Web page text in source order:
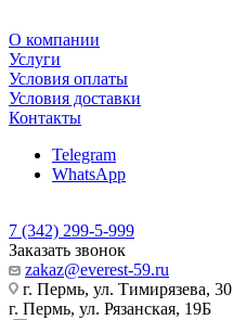
О компании
Услуги
Условия оплаты
Условия доставки
Контакты
Telegram
WhatsApp
7 (342) 299-5-999
Заказать звонок
zakaz@everest-59.ru
г. Пермь, ул. Тимирязева, 30
г. Пермь, ул. Рязанская, 19Б